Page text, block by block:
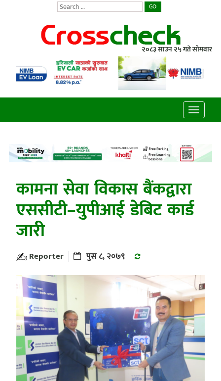
GO
२०८३ साउन २५ गते सोमवार
Toggle
कामना सेवा विकास बैंकद्वारा
एससीटी–युपीआई डेबिट कार्ड
जारी
Reporter पुस ८, २०७९